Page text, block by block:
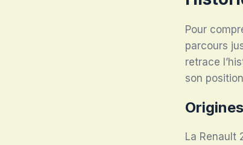
Pour
parcours
retrace
son
La Renault